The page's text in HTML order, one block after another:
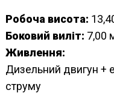
Робоча висота:
Боковий виліт: 7,00
Живлення:
Дизельний двигун +
струму